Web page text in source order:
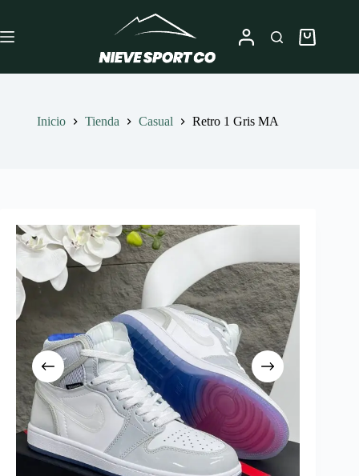
contenido
Carro
compra
Inicio Tienda Casual Retro 1 Gris MA